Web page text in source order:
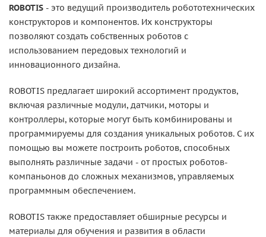
ROBOTIS - это ведущий производитель робототехнических
конструкторов и компонентов. Их конструкторы
позволяют создать собственных роботов с
использованием передовых технологий и
инновационного дизайна.
ROBOTIS предлагает широкий ассортимент продуктов,
включая различные модули, датчики, моторы и
контроллеры, которые могут быть комбинированы и
программируемы для создания уникальных роботов. С их
помощью вы можете построить роботов, способных
выполнять различные задачи - от простых роботов-
компаньонов до сложных механизмов, управляемых
программным обеспечением.
ROBOTIS также предоставляет обширные ресурсы и
материалы для обучения и развития в области